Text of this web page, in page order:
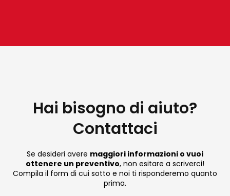
Hai bisogno di aiuto?
Contattaci
Se desideri avere maggiori informazioni o vuoi
ottenere un preventivo, non esitare a scriverci!
Compila il form di cui sotto e noi ti risponderemo quanto
prima.